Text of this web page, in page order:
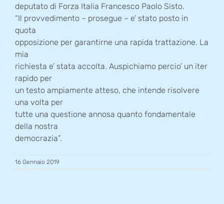
deputato di Forza Italia Francesco Paolo Sisto.
“Il provvedimento – prosegue – e’ stato posto in
quota
opposizione per garantirne una rapida trattazione. La
mia
richiesta e’ stata accolta. Auspichiamo percio’ un iter
rapido per
un testo ampiamente atteso, che intende risolvere
una volta per
tutte una questione annosa quanto fondamentale
della nostra
democrazia”.
16 Gennaio 2019